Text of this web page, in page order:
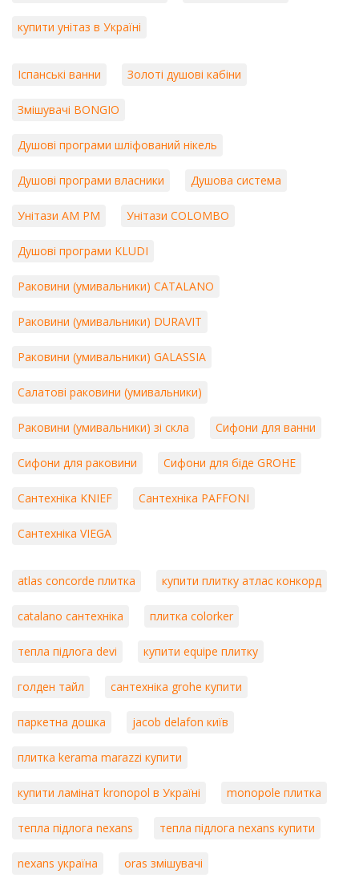
купити унітаз в Україні
Іспанські ванни Золоті душові кабіни
Змішувачі BONGIO
Душові програми шліфований нікель
Душові програми власники Душова система
Унітази AM PM Унітази COLOMBO
Душові програми KLUDI
Раковини (умивальники) CATALANO
Раковини (умивальники) DURAVIT
Раковини (умивальники) GALASSIA
Салатові раковини (умивальники)
Раковини (умивальники) зі скла Сифони для ванни
Сифони для раковини Сифони для біде GROHE
Сантехніка KNIEF Сантехніка PAFFONI
Сантехніка VIEGA
atlas concorde плитка купити плитку атлас конкорд
catalano сантехніка плитка colorker
тепла підлога devi купити equipe плитку
голден тайл сантехніка grohe купити
паркетна дошка jacob delafon київ
плитка kerama marazzi купити
купити ламінат kronopol в Україні monopole плитка
тепла підлога nexans тепла підлога nexans купити
nexans україна oras змішувачі